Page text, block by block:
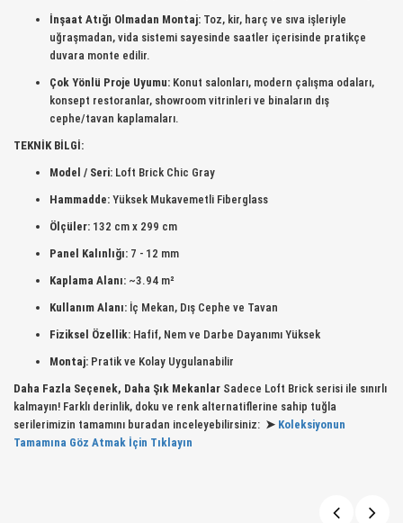
İnşaat Atığı Olmadan Montaj: Toz, kir, harç ve sıva işleriyle
uğraşmadan, vida sistemi sayesinde saatler içerisinde pratikçe
duvara monte edilir.
Çok Yönlü Proje Uyumu: Konut salonları, modern çalışma odaları,
konsept restoranlar, showroom vitrinleri ve binaların dış
cephe/tavan kaplamaları.
TEKNİK BİLGİ:
Model / Seri: Loft Brick Chic Gray
Hammadde: Yüksek Mukavemetli Fiberglass
Ölçüler: 132 cm x 299 cm
Panel Kalınlığı: 7 - 12 mm
Kaplama Alanı: ~3.94 m²
Kullanım Alanı: İç Mekan, Dış Cephe ve Tavan
Fiziksel Özellik: Hafif, Nem ve Darbe Dayanımı Yüksek
Montaj: Pratik ve Kolay Uygulanabilir
Daha Fazla Seçenek, Daha Şık Mekanlar Sadece Loft Brick serisi ile sınırlı
kalmayın! Farklı derinlik, doku ve renk alternatiflerine sahip tuğla
serilerimizin tamamını buradan inceleyebilirsiniz: ➤ Koleksiyonun
Tamamına Göz Atmak İçin Tıklayın